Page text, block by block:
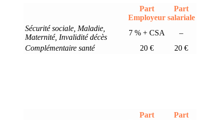
Part
Employeur
Part
salariale
Sécurité sociale, Maladie,
Maternité, Invalidité décès
7 % + CSA
–
Complémentaire santé
20 € 20 €
Part
Part